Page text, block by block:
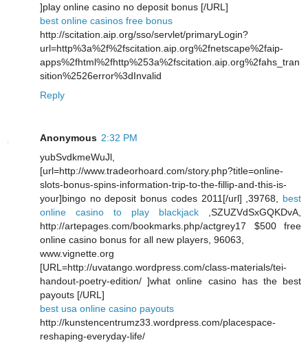
]play online casino no deposit bonus [/URL]
best online casinos free bonus
http://scitation.aip.org/sso/servlet/primaryLogin?
url=http%3a%2f%2fscitation.aip.org%2fnetscape%2faip-
apps%2fhtml%2fhttp%253a%2fscitation.aip.org%2fahs_tran
sition%2526error%3dInvalid
Reply
Anonymous 2:32 PM
yubSvdkmeWuJl,
[url=http://www.tradeorhoard.com/story.php?title=online-
slots-bonus-spins-information-trip-to-the-fillip-and-this-is-
your]bingo no deposit bonus codes 2011[/url] ,39768, best
online casino to play blackjack ,SZUZVdSxGQKDvA,
http://artepages.com/bookmarks.php/actgrey17 $500 free
online casino bonus for all new players, 96063,
www.vignette.org
[URL=http://uvatango.wordpress.com/class-materials/tei-
handout-poetry-edition/ ]what online casino has the best
payouts [/URL]
best usa online casino payouts
http://kunstencentrumz33.wordpress.com/placespace-
reshaping-everyday-life/